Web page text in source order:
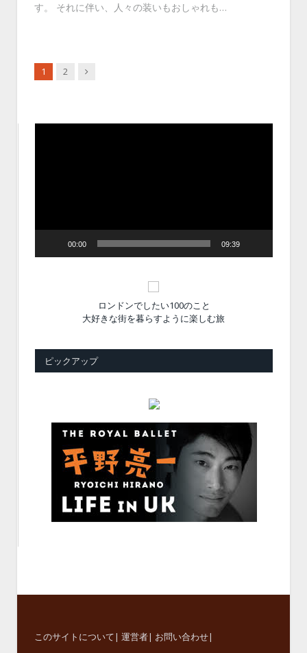
す。 それに伴い、人々の装いもおしゃれも…
1 2 Next
00:00 09:39
ロンドンでしたい100のこと
大好きな街を暮らすように楽しむ旅
ピックアップ
このサイトについて| 運営者| お問い合わせ|